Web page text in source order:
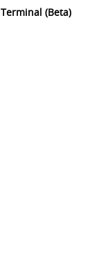
Terminal (Beta)